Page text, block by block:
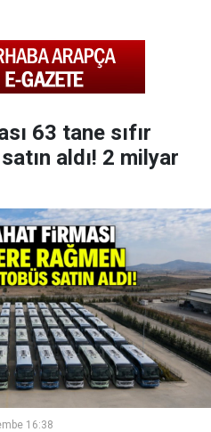
63 tane sıfır
aldı! 2 milyar
16:38